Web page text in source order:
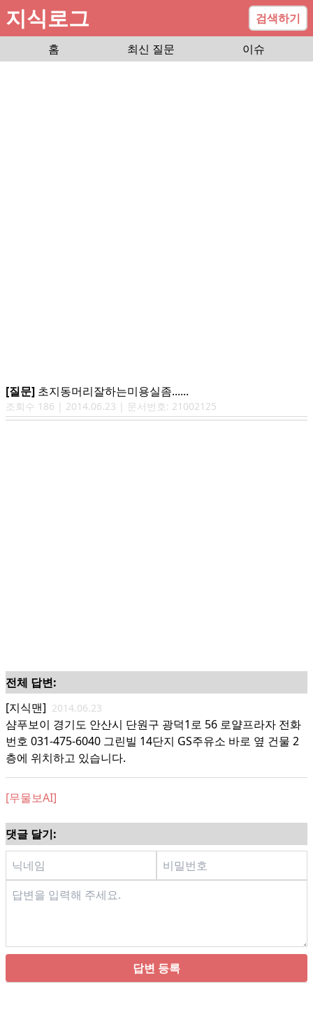
지식로그
검색하기
홈
최신 질문 이슈
[질문] 초지동머리잘하는미용실좀......
조회수 186 | 2014.06.23 | 문서번호: 21002125
전체 답변:
[지식맨] 2014.06.23
샴푸보이 경기도 안산시 단원구 광덕1로 56 로얄프라자 전화
번호 031-475-6040 그린빌 14단지 GS주유소 바로 옆 건물 2
층에 위치하고 있습니다.
[무물보AI]
댓글 달기:
답변 등록